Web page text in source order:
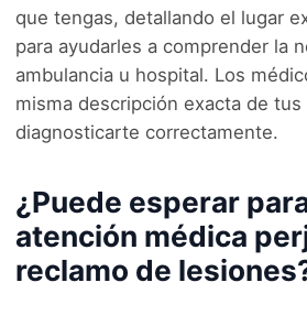
que tengas, detallando el lugar
para ayudarles a comprender la
ambulancia u hospital. Los
misma descripción exacta de tus
diagnosticarte correctamente.
¿Puede esperar
atención médica
reclamo de